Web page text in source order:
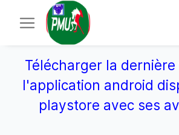
Télécharger la
l'application android
playstore avec ses